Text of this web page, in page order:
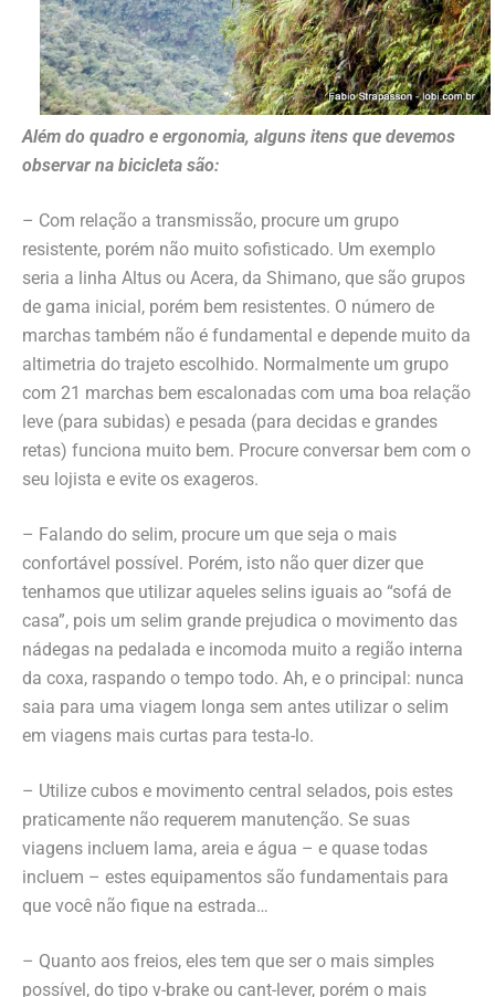
Além do quadro e ergonomia, alguns itens que devemos
observar na bicicleta são:
– Com relação a transmissão, procure um grupo
resistente, porém não muito sofisticado. Um exemplo
seria a linha Altus ou Acera, da Shimano, que são grupos
de gama inicial, porém bem resistentes. O número de
marchas também não é fundamental e depende muito da
altimetria do trajeto escolhido. Normalmente um grupo
com 21 marchas bem escalonadas com uma boa relação
leve (para subidas) e pesada (para decidas e grandes
retas) funciona muito bem. Procure conversar bem com o
seu lojista e evite os exageros.
– Falando do selim, procure um que seja o mais
confortável possível. Porém, isto não quer dizer que
tenhamos que utilizar aqueles selins iguais ao “sofá de
casa”, pois um selim grande prejudica o movimento das
nádegas na pedalada e incomoda muito a região interna
da coxa, raspando o tempo todo. Ah, e o principal: nunca
saia para uma viagem longa sem antes utilizar o selim
em viagens mais curtas para testa-lo.
– Utilize cubos e movimento central selados, pois estes
praticamente não requerem manutenção. Se suas
viagens incluem lama, areia e água – e quase todas
incluem – estes equipamentos são fundamentais para
que você não fique na estrada…
– Quanto aos freios, eles tem que ser o mais simples
possível, do tipo v-brake ou cant-lever, porém o mais